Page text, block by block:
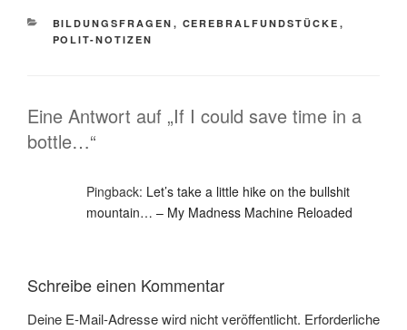
KATEGORIEN
BILDUNGSFRAGEN , CEREBRALFUNDSTÜCKE ,
POLIT-NOTIZEN
Eine Antwort auf „If I could save time in a
bottle…“
Pingback: Let’s take a little hike on the bullshit
mountain… – My Madness Machine Reloaded
Schreibe einen Kommentar
Deine E-Mail-Adresse wird nicht veröffentlicht. Erforderliche